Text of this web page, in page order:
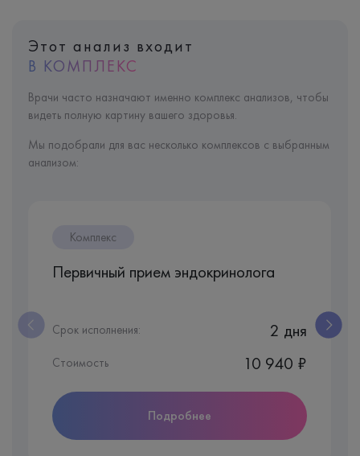
Этот анализ входит
В КОМПЛЕКС
Врачи часто назначают именно комплекс анализов, чтобы
видеть полную картину вашего здоровья.
Мы подобрали для вас несколько комплексов с выбранным
анализом:
Комплекс
Первичный прием эндокринолога
Срок исполнения: 2 дня
Стоимость 10 940 ₽
Подробнее